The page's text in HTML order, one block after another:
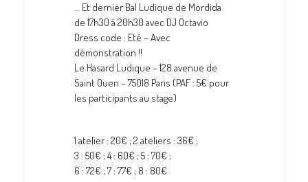
… Et dernier Bal Ludique de Mordida
de 17h30 à 20h30 avec DJ Octavio
Dress code : Eté – Avec
démonstration !!
Le Hasard Ludique – 128 avenue de
Saint Ouen – 75018 Paris (PAF : 5€ pour
les participants au stage)
1 atelier : 20€ ; 2 ateliers : 36€ ;
3 : 50€ ; 4 : 60€ ; 5 : 70€ ;
6 : 72€ ; 7 : 77€ ; 8 : 80€